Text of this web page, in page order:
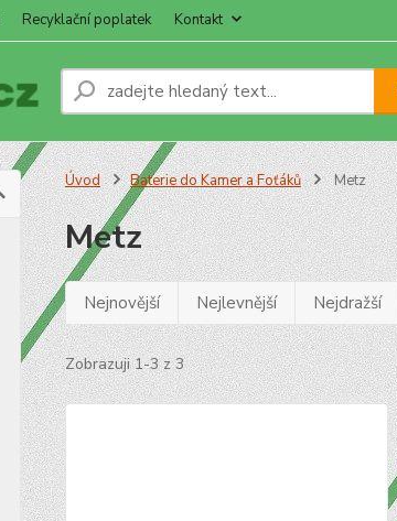
Recyklační poplatek Kontakt
Úvod Baterie do Kamer a Foťáků Metz
Metz
Nejnovější Nejlevnější Nejdražší
Zobrazuji 1-3 z 3